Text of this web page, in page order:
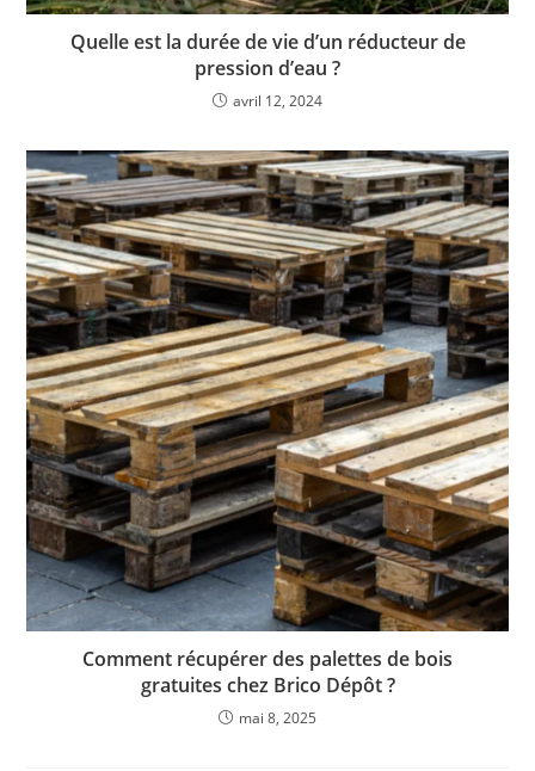
Quelle est la durée de vie d’un réducteur de
pression d’eau ?
avril 12, 2024
Comment récupérer des palettes de bois
gratuites chez Brico Dépôt ?
mai 8, 2025